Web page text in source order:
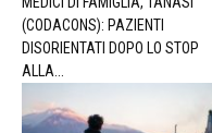
(CODACONS): PAZIENTI
DISORIENTATI DOPO LO STOP
ALLA...